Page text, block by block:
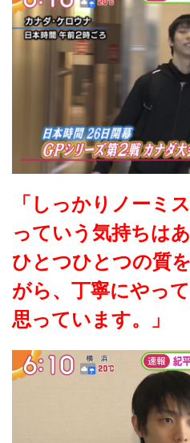
「しっかりノーミ
っていう気持ちは
ひとつひとつの質
がら、丁寧にやっ
思っています。」